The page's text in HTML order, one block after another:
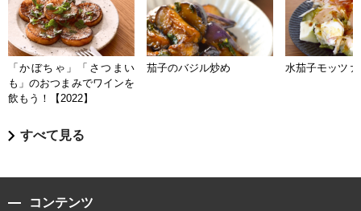
「かぼちゃ」「さつまい
も」のおつまみでワインを
飲もう！【2022】
茄子のバジル炒め 水茄子モッツァ
すべて見る
コンテンツ